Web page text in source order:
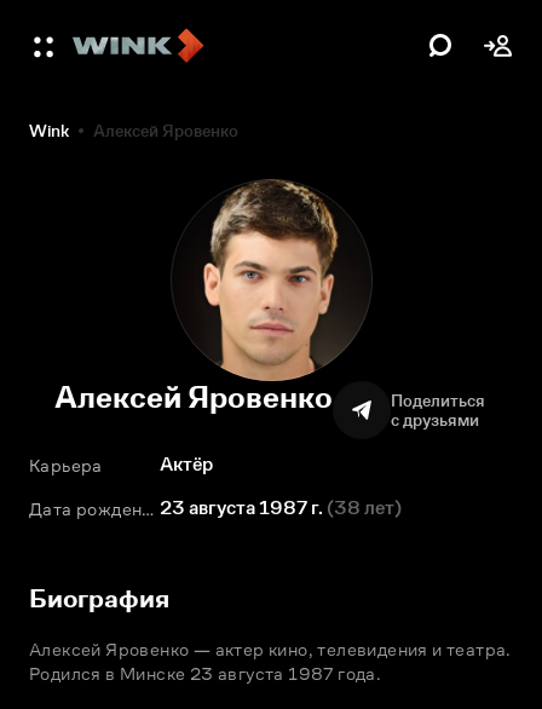
Wink Алексей Яровенко
Алексей Яровенко
Поделиться
с друзьями
Карьера Актёр
Дата рождения 23 августа 1987 г. (38 лет)
Биография
Алексей Яровенко — актер кино, телевидения и театра.
Родился в Минске 23 августа 1987 года.